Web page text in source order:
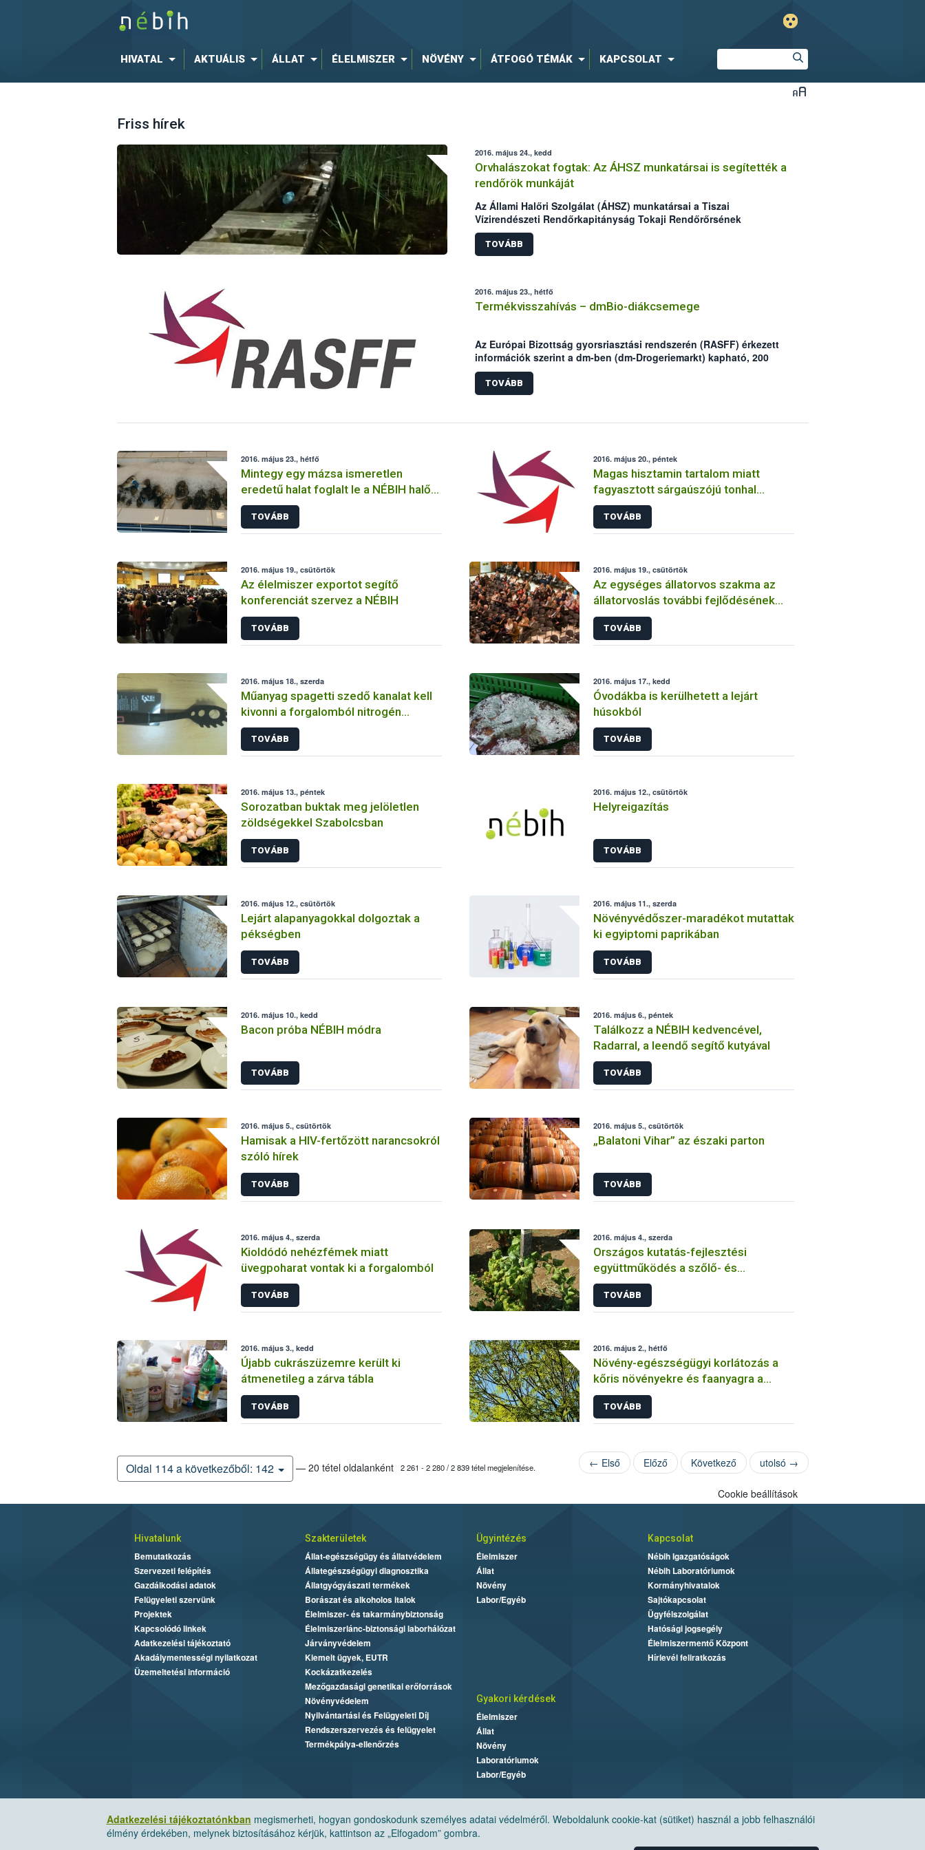
HIVATAL AKTUÁLIS ÁLLAT ÉLELMISZER NÖVÉNY ÁTFOGÓ TÉMÁK KAPCSOLAT
Friss hírek
2016. május 24., kedd
Orvhalászokat fogtak: Az ÁHSZ munkatársai is segítették a
rendőrök munkáját
Az Állami Halőri Szolgálat (ÁHSZ) munkatársai a Tiszai
Vízirendészeti Rendőrkapitányság Tokaji Rendőrőrsének
kollégáival két nap alatt két orvhalász csapatra csaptak le a
Malom-Tisza holtágban.
TOVÁBB
2016. május 23., hétfő
Termékvisszahívás – dmBio-diákcsemege
Az Európai Bizottság gyorsriasztási rendszerén (RASFF) érkezett
információk szerint a dm-ben (dm-Drogeriemarkt) kapható, 200
grammos kiszerelésű bio-diákcsemge „Ochratoxin A”
penészgomba toxinnal szennyezett.
TOVÁBB
2016. május 23., hétfő
Mintegy egy mázsa ismeretlen
eredetű halat foglalt le a NÉBIH halőri
szolgálata
TOVÁBB
2016. május 20., péntek
Magas hisztamin tartalom miatt
fagyasztott sárgaúszójú tonhal
szeleteket kell kivonni a forgalomból
TOVÁBB
2016. május 19., csütörtök
Az élelmiszer exportot segítő
konferenciát szervez a NÉBIH
TOVÁBB
2016. május 19., csütörtök
Az egységes állatorvos szakma az
állatorvoslás további fejlődésének
kulcsa
TOVÁBB
2016. május 18., szerda
Műanyag spagetti szedő kanalat kell
kivonni a forgalomból nitrogén
tartalmú vegyület kioldódás miatt
TOVÁBB
2016. május 17., kedd
Óvodákba is kerülhetett a lejárt
húsokból
TOVÁBB
2016. május 13., péntek
Sorozatban buktak meg jelöletlen
zöldségekkel Szabolcsban
TOVÁBB
2016. május 12., csütörtök
Helyreigazítás
TOVÁBB
2016. május 12., csütörtök
Lejárt alapanyagokkal dolgoztak a
pékségben
TOVÁBB
2016. május 11., szerda
Növényvédőszer-maradékot mutattak
ki egyiptomi paprikában
TOVÁBB
2016. május 10., kedd
Bacon próba NÉBIH módra
TOVÁBB
2016. május 6., péntek
Találkozz a NÉBIH kedvencével,
Radarral, a leendő segítő kutyával
TOVÁBB
2016. május 5., csütörtök
Hamisak a HIV-fertőzött narancsokról
szóló hírek
TOVÁBB
2016. május 5., csütörtök
„Balatoni Vihar” az északi parton
TOVÁBB
2016. május 4., szerda
Kioldódó nehézfémek miatt
üvegpoharat vontak ki a forgalomból
TOVÁBB
2016. május 4., szerda
Országos kutatás-fejlesztési
együttműködés a szőlő- és
gyümölcstermesztésünk biztonsága
érdekében
TOVÁBB
2016. május 3., kedd
Újabb cukrászüzemre került ki
átmenetileg a zárva tábla
TOVÁBB
2016. május 2., hétfő
Növény-egészségügyi korlátozás a
kőris növényekre és faanyagra a
Chalara fraxinea nevű kórokozó
terjedésének megakadályozására
TOVÁBB
Oldal 114 a következőből: 142 — 20 tétel oldalanként 2 261 - 2 280 / 2 839 tétel megjelenítése. ← Első Előző Következő utolsó →
Adatkezelési tájékoztatónkban megismerheti, hogyan gondoskodunk személyes adatai védelméről. Weboldalunk cookie-kat (sütiket) használ a jobb felhasználói
élmény érdekében, melynek biztosításához kérjük, kattintson az „Elfogadom” gombra.
Cookie beállítások
Hivatalunk
Bemutatkozás
Szervezeti felépítés
Gazdálkodási adatok
Felügyeleti szervünk
Projektek
Kapcsolódó linkek
Adatkezelési tájékoztató
Akadálymentességi nyilatkozat
Üzemeltetési információ
Szakterületek
Állat-egészségügy és állatvédelem
Állategészségügyi diagnosztika
Állatgyógyászati termékek
Borászat és alkoholos italok
Élelmiszer- és takarmánybiztonság
Élelmiszerlánc-biztonsági laborhálózat
Járványvédelem
Kiemelt ügyek, EUTR
Kockázatkezelés
Mezőgazdasági genetikai erőforrások
Növényvédelem
Nyilvántartási és Felügyeleti Díj
Rendszerszervezés és felügyelet
Termékpálya-ellenőrzés
Ügyintézés
Élelmiszer
Állat
Növény
Labor/Egyéb
Kapcsolat
Nébih Igazgatóságok
Nébih Laboratóriumok
Kormányhivatalok
Sajtókapcsolat
Ügyfélszolgálat
Hatósági jogsegély
Élelmiszermentő Központ
Hírlevél feliratkozás
Gyakori kérdések
Élelmiszer
Állat
Növény
Laboratóriumok
Labor/Egyéb